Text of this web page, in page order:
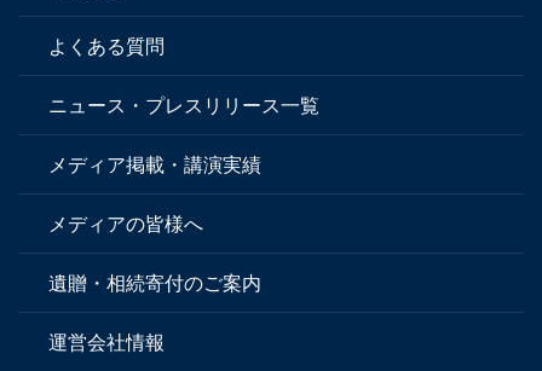
よくある質問
ニュース・プレスリリース一覧
メディア掲載・講演実績
メディアの皆様へ
遺贈・相続寄付のご案内
運営会社情報